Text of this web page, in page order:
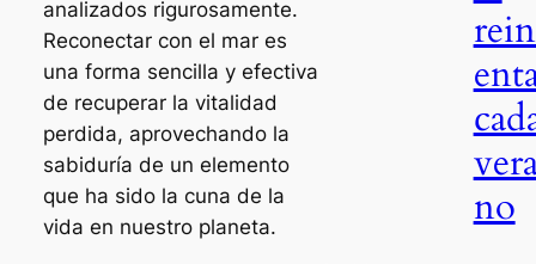
analizados rigurosamente.
Reconectar con el mar es
una forma sencilla y efectiva
de recuperar la vitalidad
perdida, aprovechando la
sabiduría de un elemento
que ha sido la cuna de la
vida en nuestro planeta.
no